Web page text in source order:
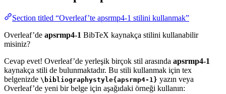
Section titled “Overleaf’te apsrmp4-1 stilini kullanmak”
Overleaf’de apsrmp4-1 BibTeX kaynakça stilini kullanabilir
misiniz?
Cevap evet! Overleaf’de yerleşik birçok stil arasında apsrmp4-1
kaynakça stili de bulunmaktadır. Bu stili kullanmak için tex
belgenizde \bibliographystyle{apsrmp4-1} yazın veya
Overleaf’de yeni bir belge için aşağıdaki örneği kullanın: